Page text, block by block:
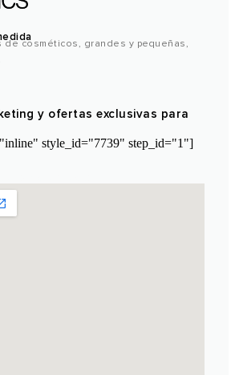
de cosméticos, grandes y pequeñas,
y ofertas exclusivas para
style_id="7739" step_id="1"]